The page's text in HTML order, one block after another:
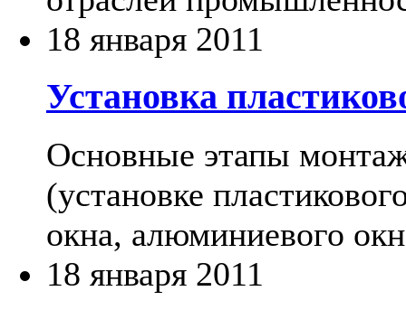
18 января 2011
Установка
Основные этапы
(установке
окна, алюминиевого
18 января 2011